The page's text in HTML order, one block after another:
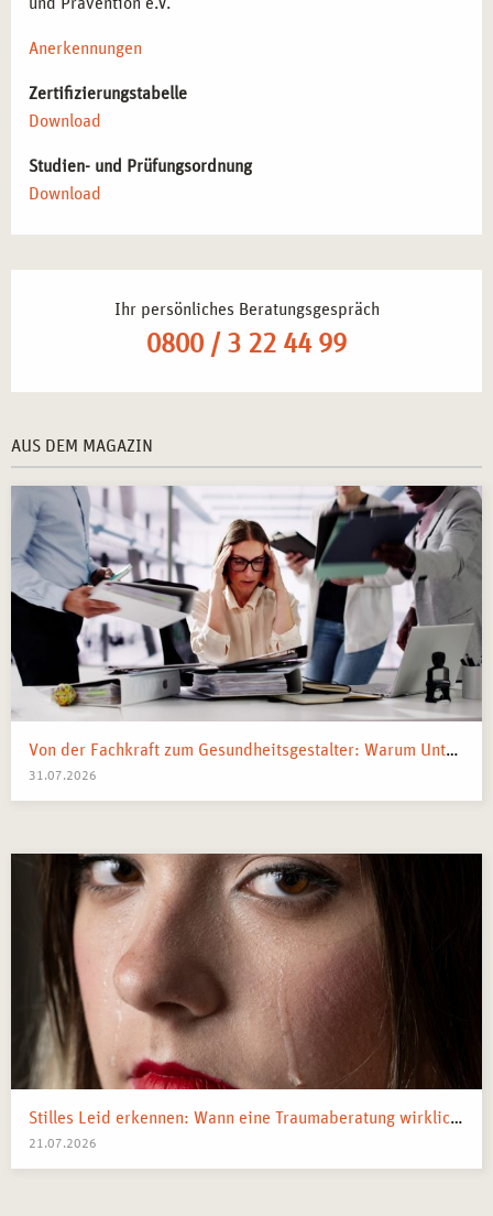
und Prävention e.V.
Anerkennungen
Zertifizierungstabelle
Download
Studien- und Prüfungsordnung
Download
Ihr persönliches Beratungsgespräch
0800 / 3 22 44 99
AUS DEM MAGAZIN
Von der Fachkraft zum Gesundheitsgestalter: Warum Unternehmen 2026 Business Health Coaches brauchen
31.07.2026
Stilles Leid erkennen: Wann eine Traumaberatung wirklich der richtige Schritt ist
21.07.2026